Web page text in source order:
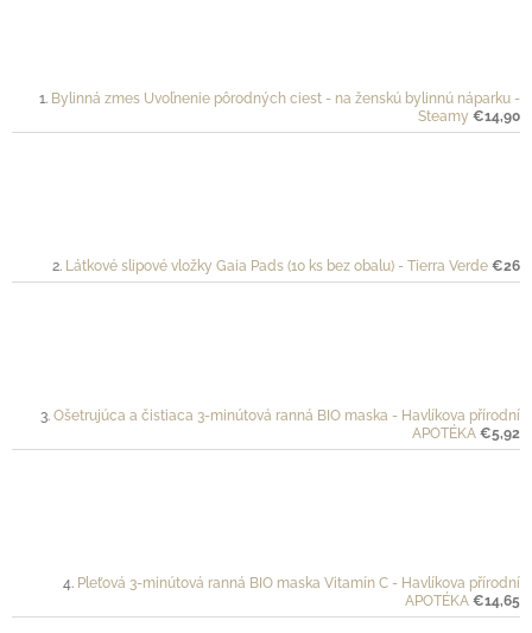
Bylinná zmes Uvoľnenie pôrodných ciest - na ženskú bylinnú náparku -
Steamy €14,90
Látkové slipové vložky Gaia Pads (10 ks bez obalu) - Tierra Verde €26
Ošetrujúca a čistiaca 3-minútová ranná BIO maska - Havlíkova přírodní
APOTÉKA €5,92
Pleťová 3-minútová ranná BIO maska Vitamín C - Havlíkova přírodní
APOTÉKA €14,65